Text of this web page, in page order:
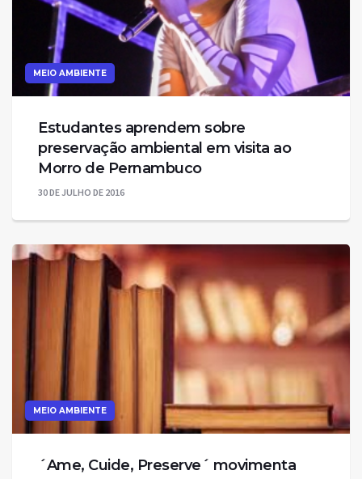
MEIO AMBIENTE
Estudantes aprendem sobre
preservação ambiental em visita ao
Morro de Pernambuco
30 DE JULHO DE 2016
MEIO AMBIENTE
´Ame, Cuide, Preserve´ movimenta